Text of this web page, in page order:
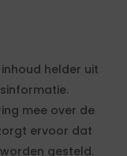
helder uit
mee over de
ervoor dat
gesteld.